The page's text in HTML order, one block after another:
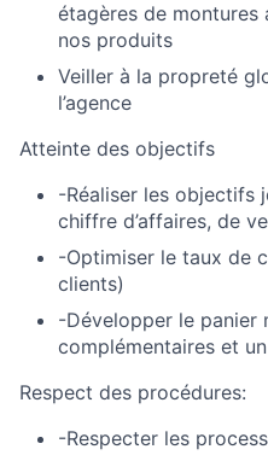
étagères de montures
nos produits
Veiller à la propreté
l’agence
Atteinte des objectifs
-Réaliser les objectifs
chiffre d’affaires, de
-Optimiser le taux de
clients)
-Développer le panier
complémentaires et
Respect des procédures:
-Respecter les